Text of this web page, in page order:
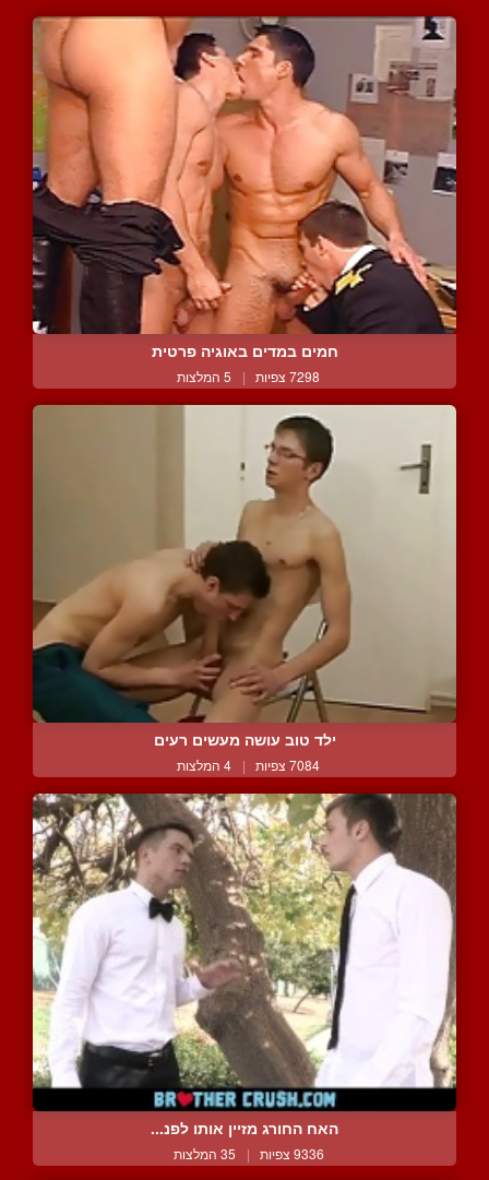
חמים במדים באוגיה פרטית
7298 צפיות | 5 המלצות
ילד טוב עושה מעשים רעים
7084 צפיות | 4 המלצות
האח החורג מזיין אותו לפנ...
9336 צפיות | 35 המלצות